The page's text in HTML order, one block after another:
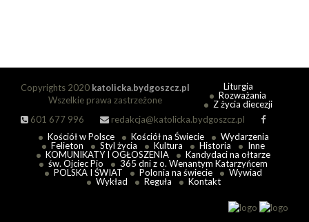
Copyrights 2020 katolicka.bydgoszcz.pl
Wszelkie prawa zastrzeżone
601 677 996
redakcja@katolicka.bydgoszcz.pl
Liturgia
Rozważania
Z życia diecezji
Kościół w Polsce Kościół na Świecie
Wydarzenia
Felieton
Styl życia Kultura Historia
Inne
KOMUNIKATY I OGŁOSZENIA
Kandydaci na ołtarze
św. Ojciec Pio
365 dni z o. Wenantym Katarzyńcem
POLSKA I ŚWIAT
Polonia na świecie
Wywiad
Wykład
Reguła Kontakt